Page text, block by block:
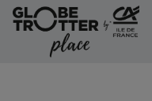
Aller au contenu